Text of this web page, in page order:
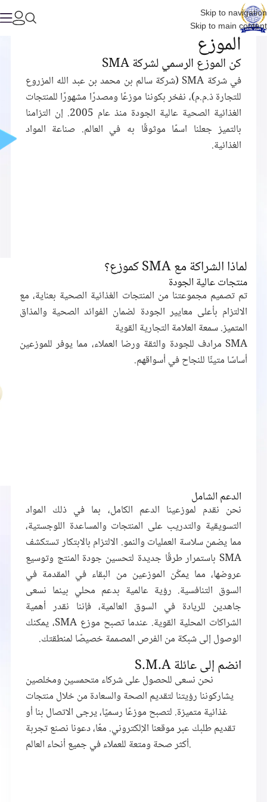
Skip to navigation
Skip to main content
الموزع
كن الموزع الرسمي لشركة SMA
في شركة SMA (شركة سالم بن محمد بن عبد الله المزروع
للتجارة ذ.م.م)، نفخر بكوننا موزعًا ومصدرًا مشهورًا للمنتجات
الغذائية الصحية عالية الجودة منذ عام 2005. إن التزامنا
بالتميز جعلنا اسمًا موثوقًا به في العالم. صناعة المواد
الغذائية.
لماذا الشراكة مع SMA كموزع؟
منتجات عالية الجودة
تم تصميم مجموعتنا من المنتجات الغذائية الصحية بعناية، مع
الالتزام بأعلى معايير الجودة لضمان الفوائد الصحية والمذاق
المتميز. سمعة العلامة التجارية القوية
SMA مرادف للجودة والثقة ورضا العملاء، مما يوفر للموزعين
أساسًا متينًا للنجاح في أسواقهم.
الدعم الشامل
نحن نقدم لموزعينا الدعم الكامل، بما في ذلك المواد
التسويقية والتدريب على المنتجات والمساعدة اللوجستية،
مما يضمن سلاسة العمليات والنمو. الالتزام بالابتكار تستكشف
SMA باستمرار طرقًا جديدة لتحسين جودة المنتج وتوسيع
عروضها، مما يمكّن الموزعين من البقاء في المقدمة في
السوق التنافسية. رؤية عالمية بدعم محلي بينما نسعى
جاهدين للريادة في السوق العالمية، فإننا نقدر أهمية
الشراكات المحلية القوية. عندما تصبح موزع SMA، يمكنك
الوصول إلى شبكة من الفرص المصممة خصيصًا لمنطقتك.
انضم إلى عائلة S.M.A
نحن نسعى للحصول على شركاء متحمسين ومخلصين
يشاركوننا رؤيتنا لتقديم الصحة والسعادة من خلال منتجات
غذائية متميزة. لتصبح موزعًا رسميًا، يرجى الاتصال بنا أو
تقديم طلبك عبر موقعنا الإلكتروني. معًا، دعونا نصنع تجربة
أكثر صحة ومتعة للعملاء في جميع أنحاء العالم.